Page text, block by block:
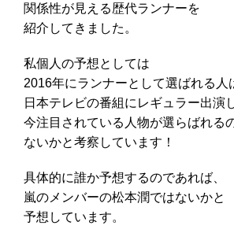
関係性が見える歴代ランナーを
紹介してきました。
私個人の予想としては
2016年にランナーとして選ばれる人
日本テレビの番組にレギュラー出演
今注目されている人物が選らばれる
ないかと考察しています！
具体的に誰か予想するのであれば、
嵐のメンバーの松本潤ではないかと
予想しています。